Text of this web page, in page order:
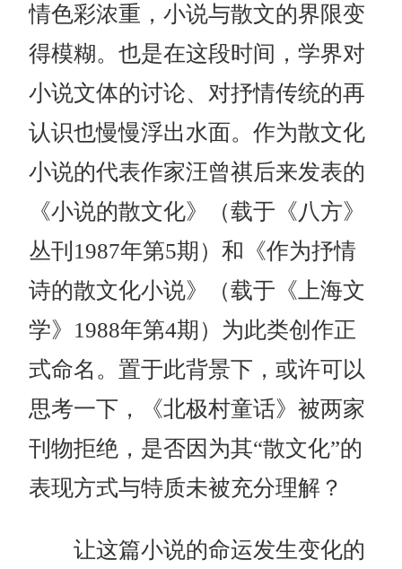
情色彩浓重，小说与散文的界限变
得模糊。也是在这段时间，学界对
小说文体的讨论、对抒情传统的再
认识也慢慢浮出水面。作为散文化
小说的代表作家汪曾祺后来发表的
《小说的散文化》（载于《八方》
丛刊1987年第5期）和《作为抒情
诗的散文化小说》（载于《上海文
学》1988年第4期）为此类创作正
式命名。置于此背景下，或许可以
思考一下，《北极村童话》被两家
刊物拒绝，是否因为其“散文化”的
表现方式与特质未被充分理解？
让这篇小说的命运发生变化的